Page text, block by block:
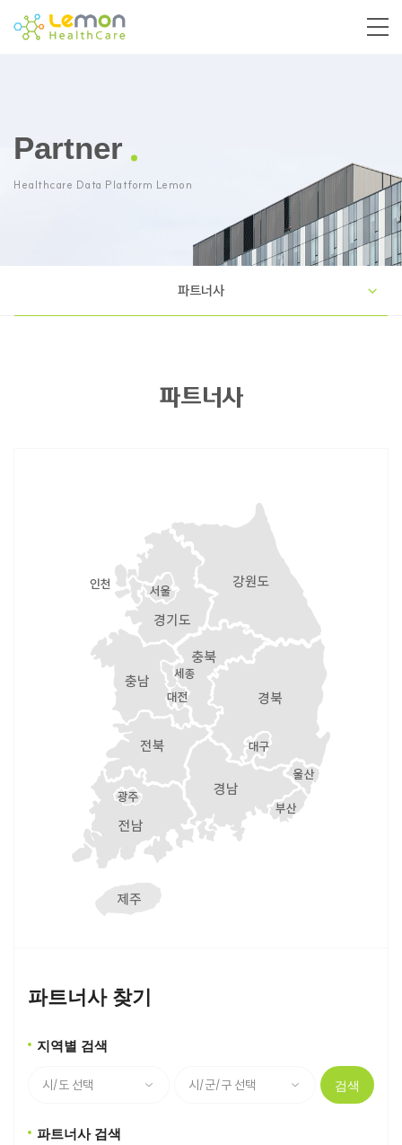
Partner
Healthcare Data Platform Lemon
파트너사
파트너사
파트너사 찾기
지역별 검색
검색
파트너사 검색